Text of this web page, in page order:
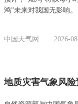
鸿”未来对我国无影响。
中国天气网 2026-
地质灾害气象风